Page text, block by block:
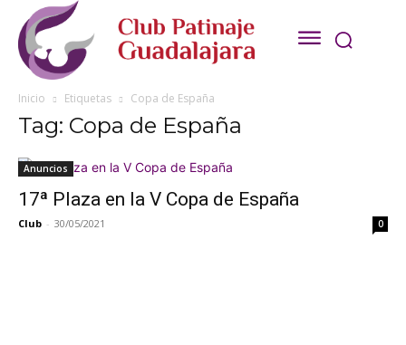
Inicio Etiquetas Copa de España
Tag: Copa de España
Anuncios
17ª Plaza en la V Copa de España
Club - 30/05/2021 0